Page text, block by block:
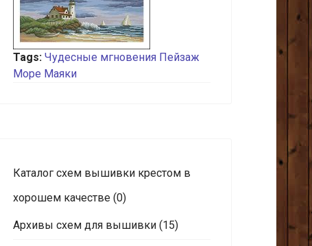
Tags: Чудесные мгновения Пейзаж
Море Маяки
Каталог схем вышивки крестом в
хорошем качестве (0)
Архивы схем для вышивки (15)